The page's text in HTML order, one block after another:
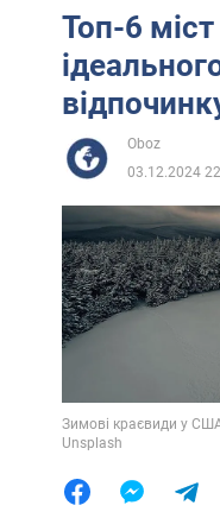
Топ-6
Oboz
03.12.2024
Зимові краєвиди у
Unsplash